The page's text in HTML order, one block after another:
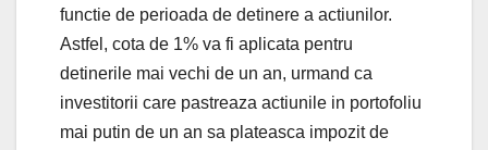
functie de perioada de detinere a actiunilor.
Astfel, cota de 1% va fi aplicata pentru
detinerile mai vechi de un an, urmand ca
investitorii care pastreaza actiunile in portofoliu
mai putin de un an sa plateasca impozit de